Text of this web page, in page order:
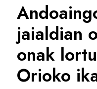
jaialdian
onak
Orioko